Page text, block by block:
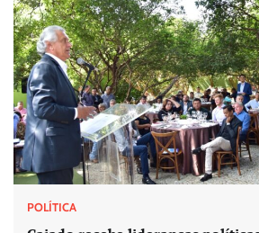
POLÍTICA